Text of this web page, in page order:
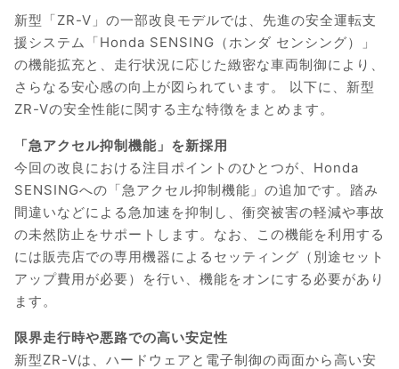
新型「ZR-V」の一部改良モデルでは、先進の安全運転支
援システム「Honda SENSING（ホンダ センシング）」
の機能拡充と、走行状況に応じた緻密な車両制御により、
さらなる安心感の向上が図られています。 以下に、新型
ZR-Vの安全性能に関する主な特徴をまとめます。
「急アクセル抑制機能」を新採用
今回の改良における注目ポイントのひとつが、Honda
SENSINGへの「急アクセル抑制機能」の追加です。踏み
間違いなどによる急加速を抑制し、衝突被害の軽減や事故
の未然防止をサポートします。なお、この機能を利用する
には販売店での専用機器によるセッティング（別途セット
アップ費用が必要）を行い、機能をオンにする必要があり
ます。
限界走行時や悪路での高い安定性
新型ZR-Vは、ハードウェアと電子制御の両面から高い安